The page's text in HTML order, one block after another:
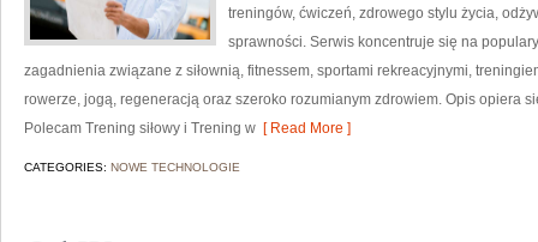
treningów, ćwiczeń, zdrowego stylu życia,
sprawności. Serwis koncentruje się na
zagadnienia związane z siłownią, fitnessem, sportami rekreacyjnymi,
rowerze, jogą, regeneracją oraz szeroko rozumianym zdrowiem. Opis opiera
Polecam Trening siłowy i Trening w [ Read More ]
CATEGORIES: NOWE TECHNOLOGIE